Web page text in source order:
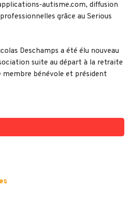
autisme.com, diffusion
grâce au Serious
Deschamps a été élu nouveau
suite au départ à la retraite
membre bénévole et président